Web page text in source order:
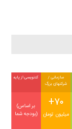
سازمانی /
شرکتهای بزرگ
+۷۰
میلیون تومان
کدنویسی از پایه
(بر اساس
بودجه شما)